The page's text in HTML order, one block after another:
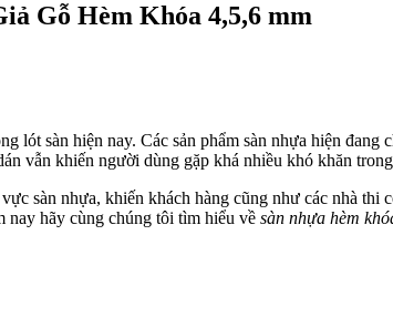
Gỗ Hèm Khóa 4,5,6 mm
lót sàn hiện nay. Các sản phẩm sàn nhựa hiện
vẫn khiến người dùng gặp khá nhiều khó khăn
sàn nhựa, khiến khách hàng cũng như các nhà thi
nay hãy cùng chúng tôi tìm hiểu về sàn nhựa hèm